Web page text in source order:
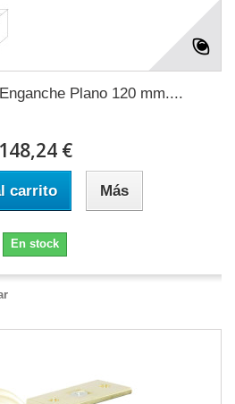
Plano 120 mm....
148,24 €
carrito Más
En stock